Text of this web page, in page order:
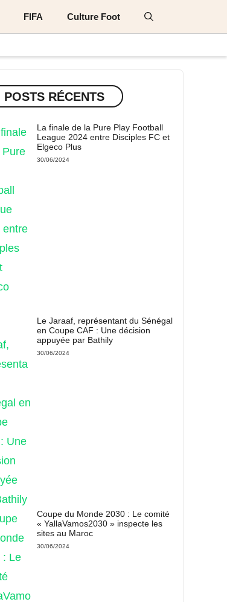
FIFA Culture Foot
POSTS RÉCENTS
La finale de la Pure Play Football
League 2024 entre Disciples FC et
Elgeco Plus
30/06/2024
Le Jaraaf, représentant du Sénégal
en Coupe CAF : Une décision
appuyée par Bathily
30/06/2024
Coupe du Monde 2030 : Le comité
« YallaVamos2030 » inspecte les
sites au Maroc
30/06/2024